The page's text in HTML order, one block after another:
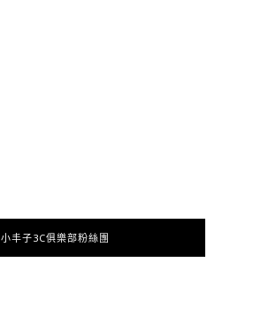
小丰子3C俱樂部粉絲團